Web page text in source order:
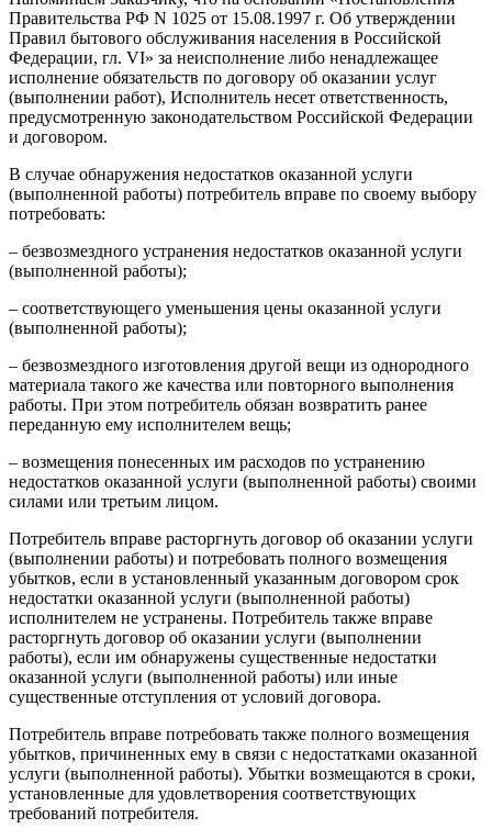
Правительства РФ N 1025 от 15.08.1997 г. Об утверждении
Правил бытового обслуживания населения в Российской
Федерации, гл. VI» за неисполнение либо ненадлежащее
исполнение обязательств по договору об оказании услуг
(выполнении работ), Исполнитель несет ответственность,
предусмотренную законодательством Российской Федерации
и договором.
В случае обнаружения недостатков оказанной услуги
(выполненной работы) потребитель вправе по своему выбору
потребовать:
– безвозмездного устранения недостатков оказанной услуги
(выполненной работы);
– соответствующего уменьшения цены оказанной услуги
(выполненной работы);
– безвозмездного изготовления другой вещи из однородного
материала такого же качества или повторного выполнения
работы. При этом потребитель обязан возвратить ранее
переданную ему исполнителем вещь;
– возмещения понесенных им расходов по устранению
недостатков оказанной услуги (выполненной работы) своими
силами или третьим лицом.
Потребитель вправе расторгнуть договор об оказании услуги
(выполнении работы) и потребовать полного возмещения
убытков, если в установленный указанным договором срок
недостатки оказанной услуги (выполненной работы)
исполнителем не устранены. Потребитель также вправе
расторгнуть договор об оказании услуги (выполнении
работы), если им обнаружены существенные недостатки
оказанной услуги (выполненной работы) или иные
существенные отступления от условий договора.
Потребитель вправе потребовать также полного возмещения
убытков, причиненных ему в связи с недостатками оказанной
услуги (выполненной работы). Убытки возмещаются в сроки,
установленные для удовлетворения соответствующих
требований потребителя.